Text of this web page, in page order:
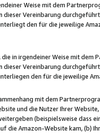
Weise mit dem
dieser Vereinbarung
den für die jeweilige
in irgendeiner Weise mit
dieser Vereinbarung
den für die jeweilige
mit dem
und die Nutzer Ihrer
(beispielsweise
die Amazon-Website kam, (b)